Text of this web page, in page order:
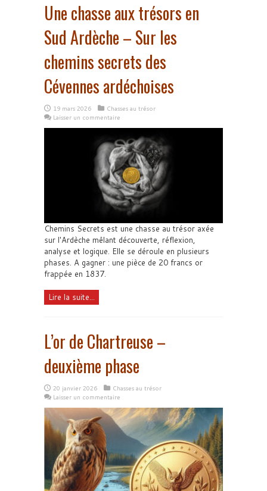
Une chasse aux trésors en
Sud Ardèche – Sur les
chemins secrets des
Cévennes ardéchoises
19 mars 2026
Chasses au trésor
Laisser un commentaire
Chemins Secrets est une chasse au trésor axée
sur l'Ardèche mêlant découverte, réflexion,
analyse et logique. Elle se déroule en plusieurs
phases. A gagner : une pièce de 20 francs or
frappée en 1837.
Lire la suite...
L’or de Chartreuse –
deuxième phase
20 janvier 2026
Chasses au trésor
Laisser un commentaire